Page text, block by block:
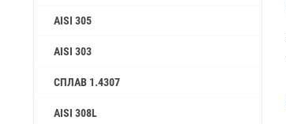
AISI 305
AISI 303
СПЛАВ 1.4307
AISI 308L